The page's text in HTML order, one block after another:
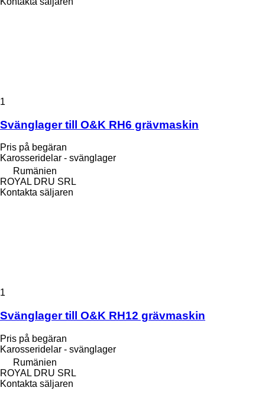
1
Svänglager till O&K RH6 grävmaskin
Pris på begäran
Karosseridelar - svänglager
Rumänien
ROYAL DRU SRL
Kontakta säljaren
1
Svänglager till O&K RH12 grävmaskin
Pris på begäran
Karosseridelar - svänglager
Rumänien
ROYAL DRU SRL
Kontakta säljaren